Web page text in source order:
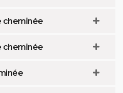
cheminée
cheminée